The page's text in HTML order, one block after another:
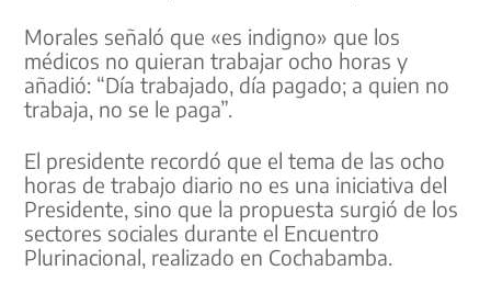
Morales señaló que «es indigno» que los
médicos no quieran trabajar ocho horas y
añadió: “Día trabajado, día pagado; a quien no
trabaja, no se le paga”.
El presidente recordó que el tema de las ocho
horas de trabajo diario no es una iniciativa del
Presidente, sino que la propuesta surgió de los
sectores sociales durante el Encuentro
Plurinacional, realizado en Cochabamba.